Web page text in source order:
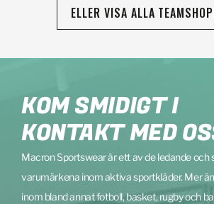
ELLER VISA ALLA
KOM SMIDIGT I
KONTAKT MED
Macron Sportswear är ett av de ledande och
varumärkena inom aktiva sportkläder. Mer
inom bland annat fotboll, basket, rugby och